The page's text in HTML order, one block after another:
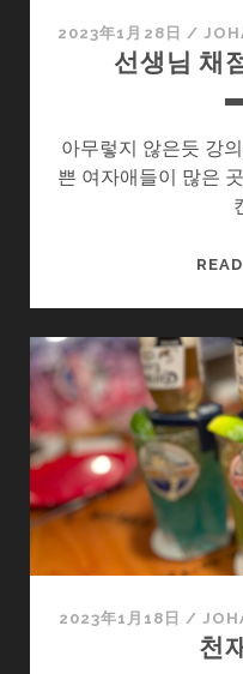
2023年1月28日 /
선생님 채
아무렇지 않은듯 강
쁜 여자애들이 많은
2023年1月18日 /
천